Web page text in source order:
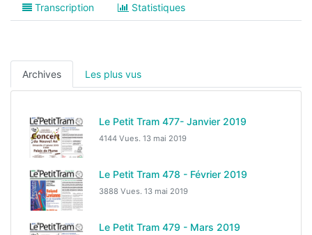
Transcription Statistiques
Archives Les plus vus
Le Petit Tram 477- Janvier 2019
4144 Vues. 13 mai 2019
Le Petit Tram 478 - Février 2019
3888 Vues. 13 mai 2019
Le Petit Tram 479 - Mars 2019